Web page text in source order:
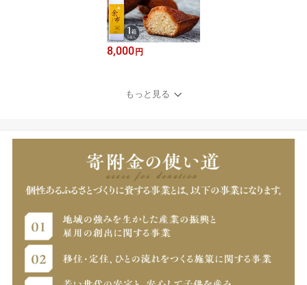
8,000円
もっと見る